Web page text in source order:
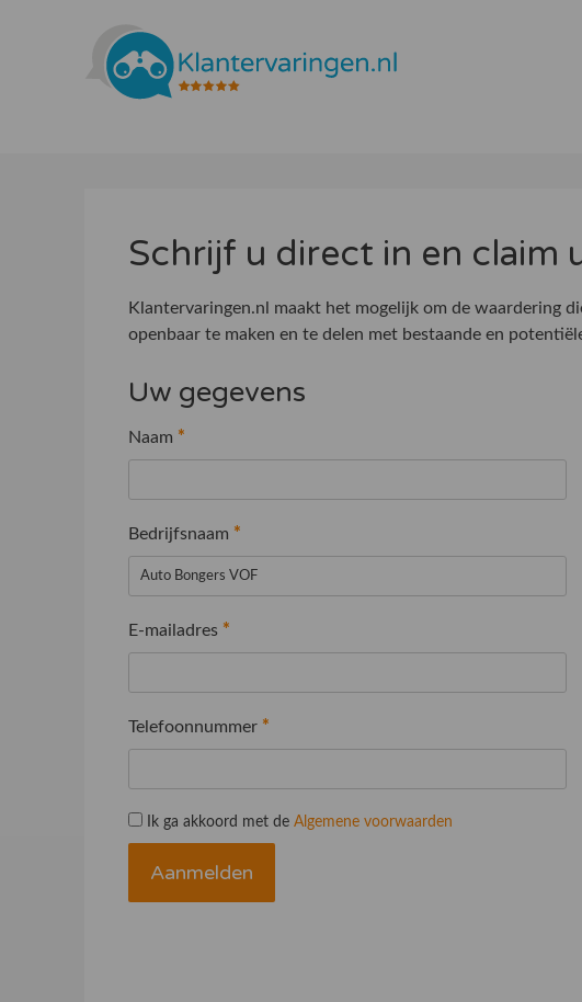
Schrijf u direct in en claim
Klantervaringen.nl maakt het mogelijk om de waardering
openbaar te maken en te delen met bestaande en
Uw gegevens
Naam *
Bedrijfsnaam *
E-mailadres *
Telefoonnummer *
Ik ga akkoord met de Algemene voorwaarden